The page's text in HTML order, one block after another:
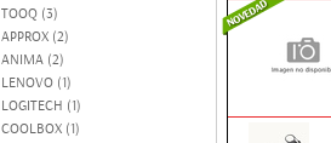
TOOQ (3)
APPROX (2)
ANIMA (2)
LENOVO (1)
LOGITECH (1)
COOLBOX (1)